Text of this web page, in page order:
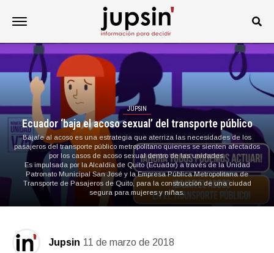
JUPSIN
Ecuador ‘baja el acoso sexual’ del transporte público
Bájale al acoso es una estrategia que aterriza las necesidades de los
pasajeros del transporte público metropolitano quienes se sienten afectados
por los casos de acoso sexual dentro de las unidades.
Es impulsada por la Alcaldía de Quito (Ecuador) a través de la Unidad
Patronato Municipal San José y la Empresa Pública Metropolitana de
Transporte de Pasajeros de Quito, para la construcción de una ciudad
segura para mujeres y niñas.
Jupsin 11 de marzo de 2018